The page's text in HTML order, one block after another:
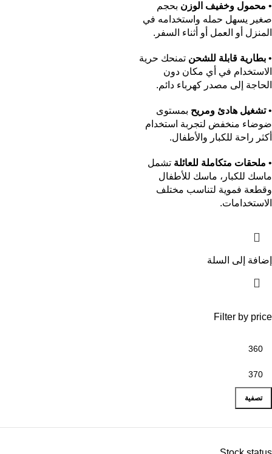
Filter by price
تصفية
• محمول وخفيف الوزن بحجم
صغير يسهل حمله واستخدامه في
المنزل أو العمل أو أثناء السفر.
• بطارية قابلة للشحن تمنحك حرية
الاستخدام في أي مكان دون
الحاجة إلى مصدر كهرباء دائم.
•تشغيل هادئ ومريح بمستوى
ضوضاء منخفض لتجربة استخدام
أكثر راحة للكبار والأطفال.
• ملحقات متكاملة للعائلة تشمل
ماسك للكبار، ماسك للأطفال
وقطعة فموية لتناسب مختلف
الاستخدامات.
إضافة إلى السلة